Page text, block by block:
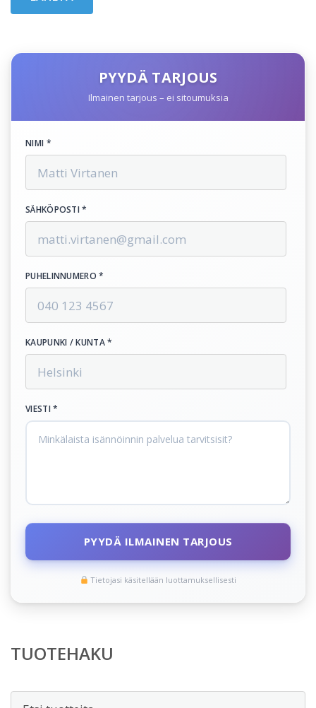
PYYDÄ TARJOUS
Ilmainen tarjous – ei sitoumuksia
NIMI *
SÄHKÖPOSTI *
PUHELINNUMERO *
KAUPUNKI / KUNTA *
VIESTI *
PYYDÄ ILMAINEN TARJOUS
Tietojasi käsitellään luottamuksellisesti
TUOTEHAKU